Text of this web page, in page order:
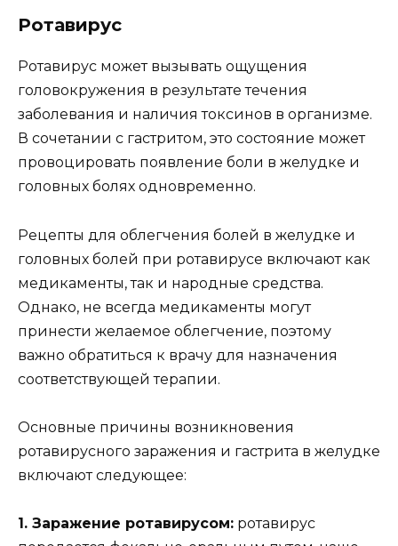
Ротавирус
Ротавирус может вызывать ощущения
головокружения в результате течения
заболевания и наличия токсинов в организме.
В сочетании с гастритом, это состояние может
провоцировать появление боли в желудке и
головных болях одновременно.
Рецепты для облегчения болей в желудке и
головных болей при ротавирусе включают как
медикаменты, так и народные средства.
Однако, не всегда медикаменты могут
принести желаемое облегчение, поэтому
важно обратиться к врачу для назначения
соответствующей терапии.
Основные причины возникновения
ротавирусного заражения и гастрита в желудке
включают следующее:
1. Заражение ротавирусом: ротавирус